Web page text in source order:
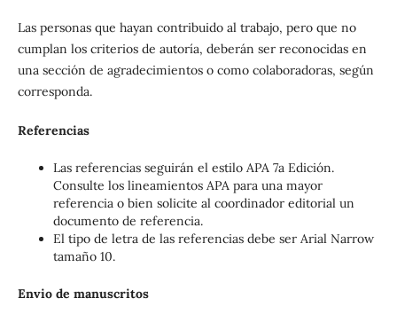
Las personas que hayan contribuido al trabajo, pero que no
cumplan los criterios de autoría, deberán ser reconocidas en
una sección de agradecimientos o como colaboradoras, según
corresponda.
Referencias
Las referencias seguirán el estilo APA 7a Edición.
Consulte los lineamientos APA para una mayor
referencia o bien solicite al coordinador editorial un
documento de referencia.
El tipo de letra de las referencias debe ser Arial Narrow
tamaño 10.
Envio de manuscritos